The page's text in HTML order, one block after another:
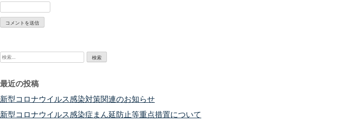
検
最近の投稿
新型コロナウイルス感染対策関連のお知らせ
新型コロナウイルス感染症まん延防止等重点措置について